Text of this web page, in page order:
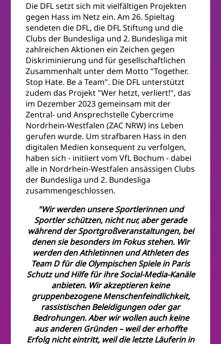
Die DFL setzt sich mit vielfältigen Projekten
gegen Hass im Netz ein. Am 26. Spieltag
sendeten die DFL, die DFL Stiftung und die
Clubs der Bundesliga und 2. Bundesliga mit
zahlreichen Aktionen ein Zeichen gegen
Diskriminierung und für gesellschaftlichen
Zusammenhalt unter dem Motto "Together.
Stop Hate. Be a Team". Die DFL unterstützt
zudem das Projekt "Wer hetzt, verliert!", das
im Dezember 2023 gemeinsam mit der
Zentral- und Ansprechstelle Cybercrime
Nordrhein-Westfalen (ZAC NRW) ins Leben
gerufen wurde. Um strafbaren Hass in den
digitalen Medien konsequent zu verfolgen,
haben sich - initiiert vom VfL Bochum - dabei
alle in Nordrhein-Westfalen ansässigen Clubs
der Bundesliga und 2. Bundesliga
zusammengeschlossen.
"Wir werden unsere Sportlerinnen und
Sportler schützen, nicht nur, aber gerade
während der Sportgroßveranstaltungen, bei
denen sie besonders im Fokus stehen. Wir
werden den Athletinnen und Athleten des
Team D für die Olympischen Spiele in Paris
Schutz und Hilfe für ihre Social-Media-Kanäle
anbieten. Wir akzeptieren keine
gruppenbezogene Menschenfeindlichkeit,
rassistischen Beleidigungen oder gar
Bedrohungen. Aber wir wollen auch keine
aus anderen Gründen – weil der erhoffte
Erfolg nicht eintritt, weil die letzte Läuferin in